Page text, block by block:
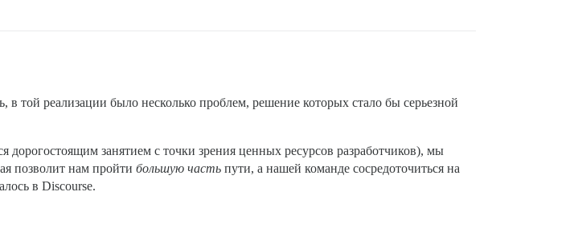
той реализации было несколько проблем, решение которых стало бы серьезной
дорогостоящим занятием с точки зрения ценных ресурсов разработчиков), мы
позволит нам пройти большую часть пути, а нашей команде сосредоточиться на
в Discourse.